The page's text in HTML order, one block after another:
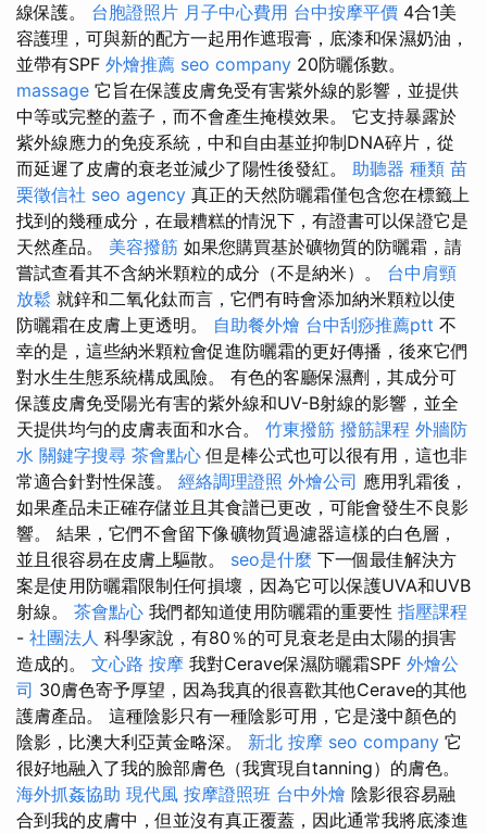
線保護。 台胞證照片 月子中心費用 台中按摩平價 4合1美
容護理，可與新的配方一起用作遮瑕膏，底漆和保濕奶油，
並帶有SPF 外燴推薦 seo company 20防曬係數。
massage 它旨在保護皮膚免受有害紫外線的影響，並提供
中等或完整的蓋子，而不會產生掩模效果。 它支持暴露於
紫外線應力的免疫系統，中和自由基並抑制DNA碎片，從
而延遲了皮膚的衰老並減少了陽性後發紅。 助聽器 種類 苗
栗徵信社 seo agency 真正的天然防曬霜僅包含您在標籤上
找到的幾種成分，在最糟糕的情況下，有證書可以保證它是
天然產品。 美容撥筋 如果您購買基於礦物質的防曬霜，請
嘗試查看其不含納米顆粒的成分（不是納米）。 台中肩頸
放鬆 就鋅和二氧化鈦而言，它們有時會添加納米顆粒以使
防曬霜在皮膚上更透明。 自助餐外燴 台中刮痧推薦ptt 不
幸的是，這些納米顆粒會促進防曬霜的更好傳播，後來它們
對水生生態系統構成風險。 有色的客廳保濕劑，其成分可
保護皮膚免受陽光有害的紫外線和UV-B射線的影響，並全
天提供均勻的皮膚表面和水合。 竹東撥筋 撥筋課程 外牆防
水 關鍵字搜尋 茶會點心 但是棒公式也可以很有用，這也非
常適合針對性保護。 經絡調理證照 外燴公司 應用乳霜後，
如果產品未正確存儲並且其食譜已更改，可能會發生不良影
響。 結果，它們不會留下像礦物質過濾器這樣的白色層，
並且很容易在皮膚上驅散。 seo是什麼 下一個最佳解決方
案是使用防曬霜限制任何損壞，因為它可以保護UVA和UVB
射線。 茶會點心 我們都知道使用防曬霜的重要性 指壓課程
- 社團法人 科學家說，有80％的可見衰老是由太陽的損害
造成的。 文心路 按摩 我對Cerave保濕防曬霜SPF 外燴公
司 30膚色寄予厚望，因為我真的很喜歡其他Cerave的其他
護膚產品。 這種陰影只有一種陰影可用，它是淺中顏色的
陰影，比澳大利亞黃金略深。 新北 按摩 seo company 它
很好地融入了我的臉部膚色（我實現自tanning）的膚色。
海外抓姦協助 現代風 按摩證照班 台中外燴 陰影很容易融
合到我的皮膚中，但並沒有真正覆蓋，因此通常我將底漆進